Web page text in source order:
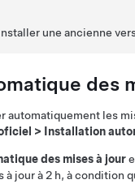
une ancienne
des
automatiquement les
> Installation
des mises à jour
jour à 2 h, à condition